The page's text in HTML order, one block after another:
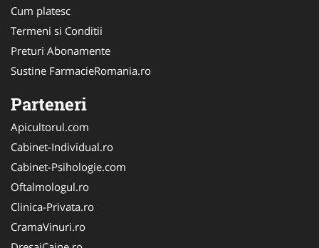
Cum platesc
Termeni si Conditii
Preturi Abonamente
Sustine FarmacieRomania.ro
Parteneri
Apicultorul.com
Cabinet-Individual.ro
Cabinet-Psihologie.com
Oftalmologul.ro
Clinica-Privata.ro
CramaVinuri.ro